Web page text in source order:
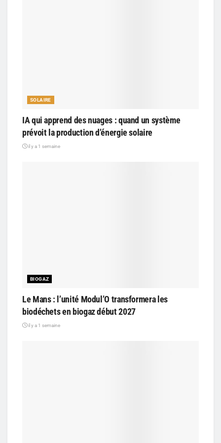
SOLAIRE
IA qui apprend des nuages : quand un système
prévoit la production d’énergie solaire
il y a 1 semaine
BIOGAZ
Le Mans : l’unité Modul’O transformera les
biodéchets en biogaz début 2027
il y a 1 semaine